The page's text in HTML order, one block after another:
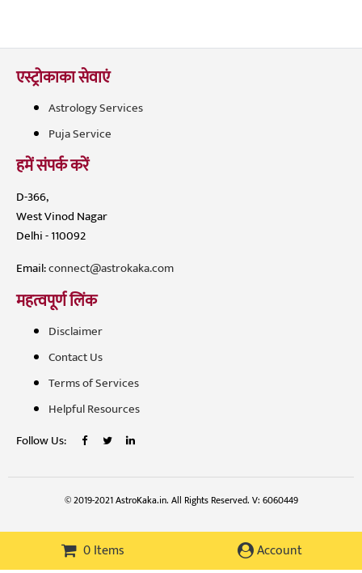
एस्ट्रोकाका सेवाएं
Astrology Services
Puja Service
हमें संपर्क करें
D-366,
West Vinod Nagar
Delhi - 110092
Email:connect@astrokaka.com
महत्वपूर्ण लिंक
Disclaimer
Contact Us
Terms of Services
Helpful Resources
Follow Us:
© 2019-2021 AstroKaka.in. All Rights Reserved. V: 6060449
0 Items Account